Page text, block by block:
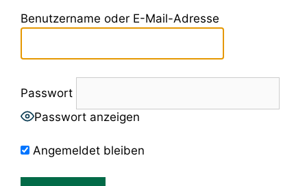
Benutzername oder E-Mail-Adresse
Passwort
Passwort anzeigen
Angemeldet bleiben